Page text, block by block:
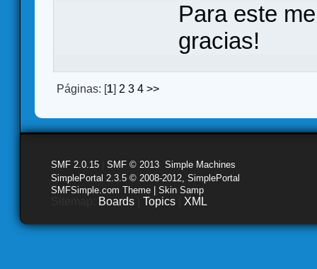
Para este
gracias!
Páginas: [1] 2 3 4 >>
SMF 2.0.15 SMF © 2013 Simple Machines
SimplePortal 2.3.5 © 2008-2012, SimplePortal
SMFSimple.com Theme | Skin Samp
Boards Topics XML